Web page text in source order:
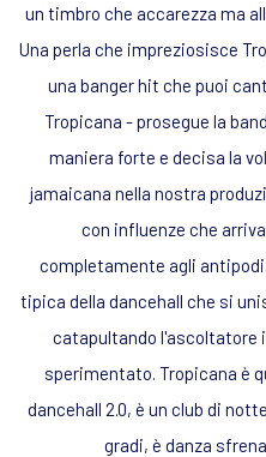
un timbro che accarezza ma
Una perla che impreziosisce
una banger hit che puoi
Tropicana - prosegue la
maniera forte e decisa la
jamaicana nella nostra
con influenze che
completamente agli
tipica della dancehall che si
catapultando l'ascoltatore
sperimentato. Tropicana è
dancehall 2.0, è un club di
gradi, è danza